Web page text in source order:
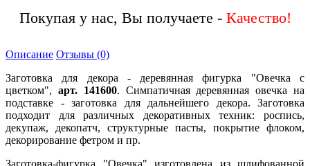
Покупая у нас, Вы получаете -
Описание Отзывы (0)
Заготовка для декора - деревянная фигурка "Овечка с
цветком", арт. 141600. Симпатичная деревянная овечка на
подставке - заготовка для дальнейшего декора. Заготовка
подходит для различных декоративных техник: роспись,
декупаж, декопатч, структурные пасты, покрытие флоком,
декорирование фетром и пр.